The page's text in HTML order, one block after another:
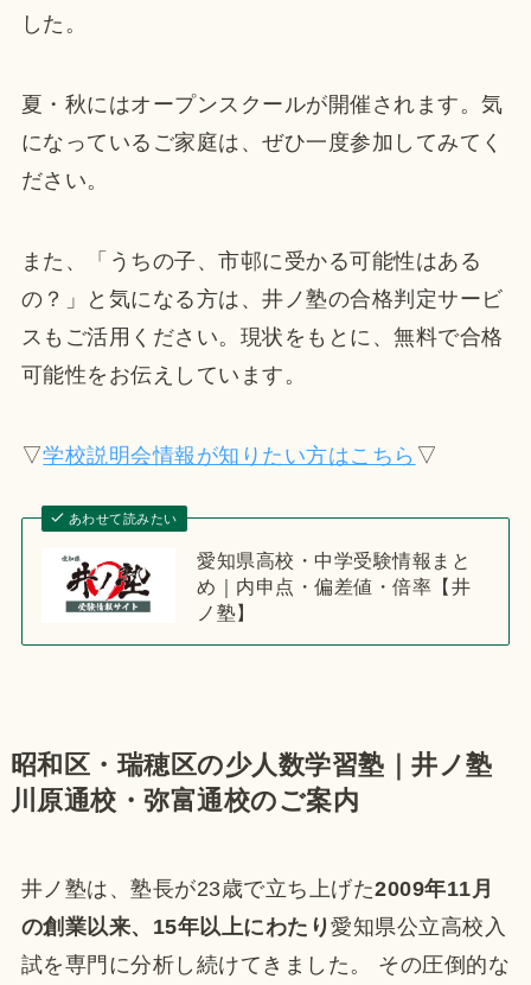
した。
夏・秋にはオープンスクールが開催されます。気
になっているご家庭は、ぜひ一度参加してみてく
ださい。
また、「うちの子、市邨に受かる可能性はある
の？」と気になる方は、井ノ塾の合格判定サービ
スもご活用ください。現状をもとに、無料で合格
可能性をお伝えしています。
▽学校説明会情報が知りたい方はこちら ▽
あわせて読みたい
愛知県高校・中学受験情報まと
め｜内申点・偏差値・倍率【井
ノ塾】
昭和区・瑞穂区の少人数学習塾｜井ノ塾
川原通校・弥富通校のご案内
井ノ塾は、塾長が23歳で立ち上げた2009年11月
の創業以来、15年以上にわたり愛知県公立高校入
試を専門に分析し続けてきました。 その圧倒的な